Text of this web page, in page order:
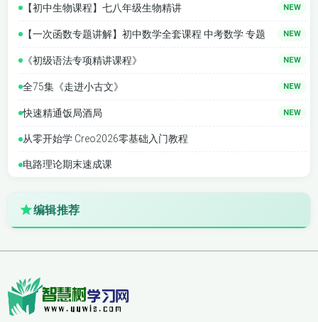
【初中生物课程】七八年级生物精讲 NEW
【一次函数专题讲解】初中数学全套课程 中考数学 专题 NEW
《初级语法专项精讲课程》 NEW
全75集《走进小古文》 NEW
快速精通饭局酒局 NEW
从零开始学 Creo2026零基础入门教程
电路理论期末速成课
编辑推荐